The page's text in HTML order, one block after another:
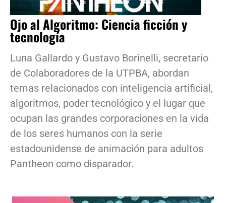
Ojo al Algoritmo: Ciencia ficción y
tecnología
Luna Gallardo y Gustavo Borinelli, secretario
de Colaboradores de la UTPBA, abordan
temas relacionados con inteligencia artificial,
algoritmos, poder tecnológico y el lugar que
ocupan las grandes corporaciones en la vida
de los seres humanos con la serie
estadounidense de animación para adultos
Pantheon como disparador.